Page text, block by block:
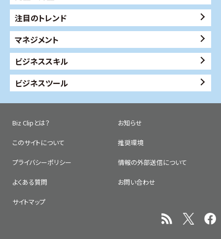
注目のトレンド
マネジメント
ビジネススキル
ビジネスツール
Biz Clipとは？ お知らせ
このサイトについて 推奨環境
プライバシーポリシー 情報の外部送信について
よくある質問 お問い合わせ
サイトマップ